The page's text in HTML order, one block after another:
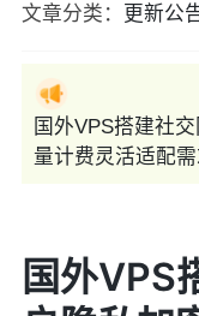
文章分类： 更新公
国外VPS搭建社
量计费灵活适配
国外VPS